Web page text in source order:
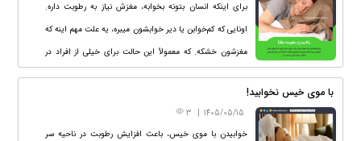
برای اینکه انسان بتونه بخوابه، مغزش نیاز به رطوبت داره.
اونایی که کم‌خوابن یا دیر خوابشون میبره، یه علت مهم اینه که
مغزشون خشکه. که معمولاً این حالت برای خیلی از افراد در
فصل تابستون تشدید میشه.
با موی خیس نخوابید!
1405/05/15
|
خوابیدن با موی خیس، باعث افزایش رطوبت در ناحیه سر